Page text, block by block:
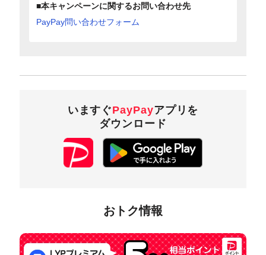
■本キャンペーンに関するお問い合わせ先
PayPay問い合わせフォーム
いますぐPayPayアプリを
ダウンロード
おトク情報